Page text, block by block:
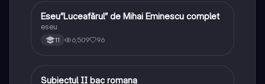
Limba și literatura română
Eseu”Luceafărul” de Mihai Eminescu complet
eseu
11 6,509 96
Limba și literatura română
Subiectul II bac romana